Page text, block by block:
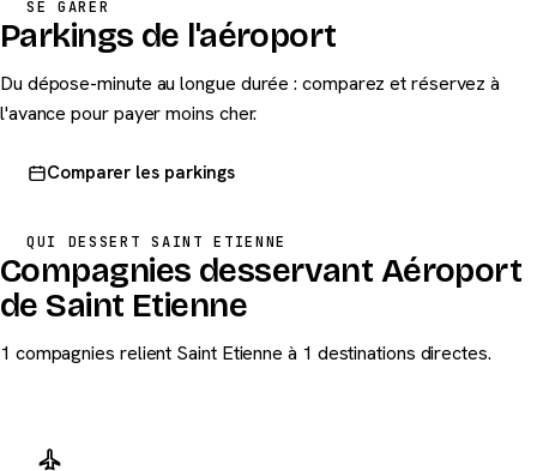
SE GARER
Parkings de l'aéroport
Du dépose-minute au longue durée : comparez et réservez à
l'avance pour payer moins cher.
Comparer les parkings
QUI DESSERT SAINT ETIENNE
Compagnies desservant Aéroport
de Saint Etienne
1 compagnies relient Saint Etienne à 1 destinations directes.